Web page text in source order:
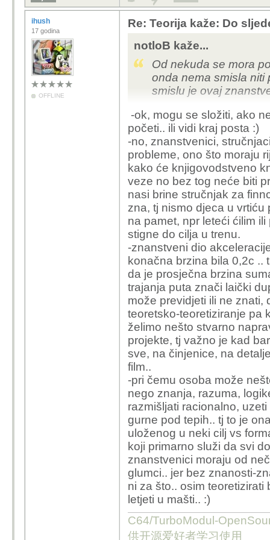
ihush
17 godina
OFFLINE
Re: Teorija kaže: Do
notloB kaže...
Od nekuda se mora
onda nema smisla niti
smislu je ovaj
-ok, mogu se složiti, ako
početi.. ili vidi kraj posta :)
-no, znanstvenici,
probleme, ono što moraju
kako će knjigovodstveno
veze no bez tog neće biti
nasi brine stručnjak za
zna, tj nismo djeca u
na pamet, npr leteći ćilim
stigne do cilja u trenu.
-znanstveni dio
konačna brzina bila 0,2c ..
da je prosječna brzina
trajanja puta znači laički
može previdjeti ili ne
teoretsko-teoretiziranje pa
želimo nešto stvarno
projekte, tj važno je kad
sve, na činjenice, na
film..
-pri čemu osoba može
nego znanja, razuma,
razmišljati racionalno,
gurne pod tepih.. tj to je
uloženog u neki cilj vs
koji primarno služi da svi
znanstvenici moraju od
glumci.. jer bez znanosti-
ni za što.. osim
letjeti u mašti.. :)
C64/TurboModul-
供开源爱好者学习使用